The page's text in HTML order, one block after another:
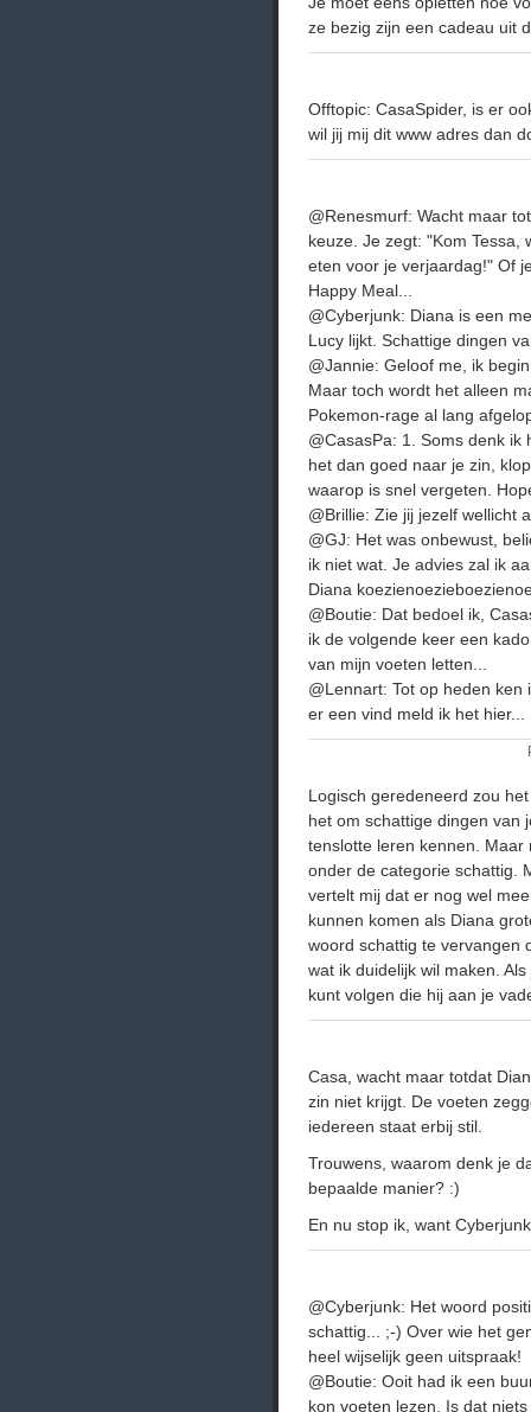
ze bezig zijn een cadeau uit
Offtopic: CasaSpider, is er
wil jij mij dit www adres dan
@Renesmurf: Wacht maar
keuze. Je zegt: "Kom Tessa,
eten voor je verjaardag!" Of
Happy Meal...
@Cyberjunk: Diana is een
Lucy lijkt. Schattige dingen
@Jannie: Geloof me, ik
Maar toch wordt het alleen
Pokemon-rage al lang
@CasasPa: 1. Soms denk ik
het dan goed naar je zin,
waarop is snel vergeten.
@Brillie: Zie jij jezelf wellicht
@GJ: Het was onbewust,
ik niet wat. Je advies zal ik
Diana
@Boutie: Dat bedoel ik,
ik de volgende keer een
van mijn voeten letten...
@Lennart: Tot op heden
er een vind meld ik het hier...
Logisch geredeneerd zou
het om schattige dingen van
tenslotte leren kennen.
onder de categorie schattig.
vertelt mij dat er nog wel
kunnen komen als Diana
woord schattig te vervangen
wat ik duidelijk wil maken.
kunt volgen die hij aan je
Casa, wacht maar totdat
zin niet krijgt. De voeten
iedereen staat erbij stil.
Trouwens, waarom denk je
bepaalde manier? :)
En nu stop ik, want
@Cyberjunk: Het woord
schattig... ;-) Over wie het
heel wijselijk geen uitspraak!
@Boutie: Ooit had ik een
kon voeten lezen. Is dat